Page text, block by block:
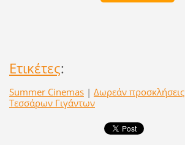
Ετικέτες:
Summer Cinemas | Δωρεάν προσκλήσεις
Τεσσάρων Γιγάντων